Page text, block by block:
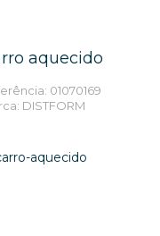
MAIS INFORMAÇÕES
aquecido
01070169
DISTFORM